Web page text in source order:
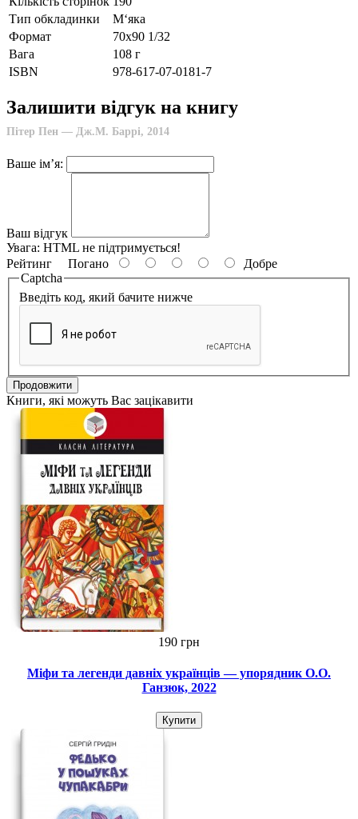
Тип обкладинки
М‘яка
Формат
70х90 1/32
Вага
108 г
ISBN
978-617-07-0181-7
Залишити відгук на книгу
Пітер Пен — Дж.М. Баррi, 2014
Ваше ім’я:
Ваш відгук
Увага: HTML не підтримується!
Рейтинг Погано
Добре
Captcha
Введіть код, який бачите нижче
Продовжити
Книги, які можуть Вас зацікавити
190 грн
Міфи та легенди давніх українців — упорядник О.О.
Ганзюк, 2022
Купити